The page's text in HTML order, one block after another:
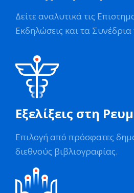
Δείτε αναλυτικά τις
Εκδηλώσεις και τα
Εξελίξεις στη
Επιλογή από πρόσφατες
διεθνούς βιβλιογραφίας.